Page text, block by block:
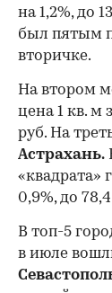
на 1,2%, до
был пятым
вторичке.
На втором
цена 1 кв. м
руб. На
Астрахань.
«квадрата»
0,9%, до
В топ-5
в июле